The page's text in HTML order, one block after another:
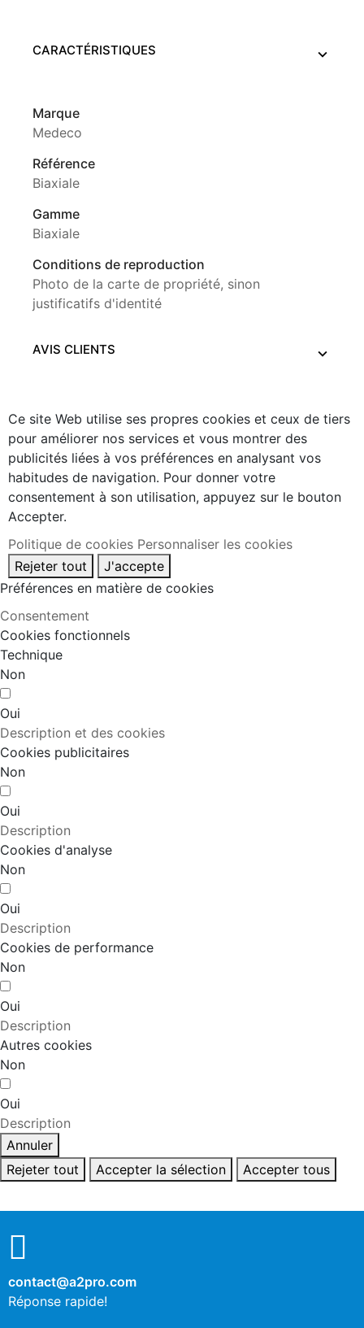
CARACTÉRISTIQUES
Marque
Medeco
Référence
Biaxiale
Gamme
Biaxiale
Conditions de reproduction
Photo de la carte de propriété, sinon
justificatifs d'identité
AVIS CLIENTS
Ce site Web utilise ses propres cookies et ceux de tiers
pour améliorer nos services et vous montrer des
publicités liées à vos préférences en analysant vos
habitudes de navigation. Pour donner votre
consentement à son utilisation, appuyez sur le bouton
Accepter.
Politique de cookies Personnaliser les cookies
Rejeter tout
J'accepte
Préférences en matière de cookies
Consentement
Cookies fonctionnels
Technique
Non
Oui
Description et des cookies
Cookies publicitaires
Non
Oui
Description
Cookies d'analyse
Non
Oui
Description
Cookies de performance
Non
Oui
Description
Autres cookies
Non
Oui
Description
Annuler
Rejeter tout
Accepter la sélection Accepter tous
contact@a2pro.com
Réponse rapide!